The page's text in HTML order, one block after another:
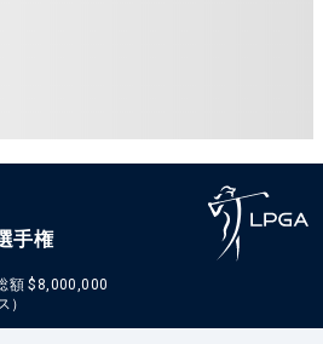
手権
額 $8,000,000
）